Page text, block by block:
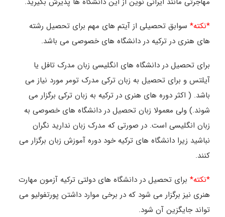
*نکته* سوابق تحصیلی از آیتم های مهم برای تحصیل رشته
های هنری در ترکیه در دانشگاه های خصوصی می باشد.
برای تحصیل در دانشگاه های انگلیسی زبان مدرک تافل یا
آیلتس و برای تحصیل به زبان ترکی مدرک تومر مورد نیاز می
باشد. ( اکثر دوره های هنری در ترکیه به زبان ترکی برگزار می
شوند.) ولی معمولا زبان تحصیل در دانشگاه های خصوصی به
زبان انگلیسی است. در صورتی که مدرک زبان ندارید نگران
نباشید زیرا دانشگاه های ترکیه خود دوره آموزش زبان برگزار می
کنند.
*نکته* برای تحصیل در دانشگاه های دولتی ترکیه آزمون مهارت
هنری نیز برگزار می شود که در برخی موارد داشتن پورتفولیو می
تواند جایگزین آن شود.